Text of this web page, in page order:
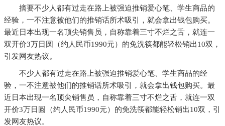
摘要不少人都有过走在路上被强迫推销爱心笔、学生商品的
经验，一不注意被他们的推销话所术吸引，就会拿出钱包购买。
最近日本出现一名顶尖销售员，自称靠着三寸不烂之舌，就连一
双开价3万日圆（约人民币1990元）的免洗筷都能轻松销出10双，
引发网友热议。
不少人都有过走在路上被强迫推销爱心笔、学生商品的经
验，一不注意被他们的推销话所术吸引，就会拿出钱包购买。最
近日本出现一名顶尖销售员，自称靠着三寸不烂之舌，就连一双
开价3万日圆（约人民币1990元）的免洗筷都能轻松销出10双，引
发网友热议。